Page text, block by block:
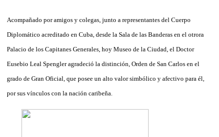
Acompañado por amigos y colegas, junto a representantes del Cuerpo
Diplomático acreditado en Cuba, desde la Sala de las Banderas en el otrora
Palacio de los Capitanes Generales, hoy Museo de la Ciudad, el Doctor
Eusebio Leal Spengler agradeció la distinción, Orden de San Carlos en el
grado de Gran Oficial, que posee un alto valor simbólico y afectivo para él,
por sus vínculos con la nación caribeña.